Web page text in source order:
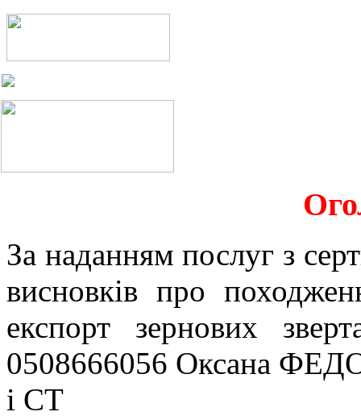
За наданням послуг з
висновків про
експорт зернових
0508666056 Оксана
і СТ